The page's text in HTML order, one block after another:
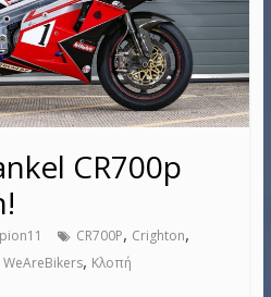
CR700p
CR700P, Crighton,
WeAreBikers, Κλοπή